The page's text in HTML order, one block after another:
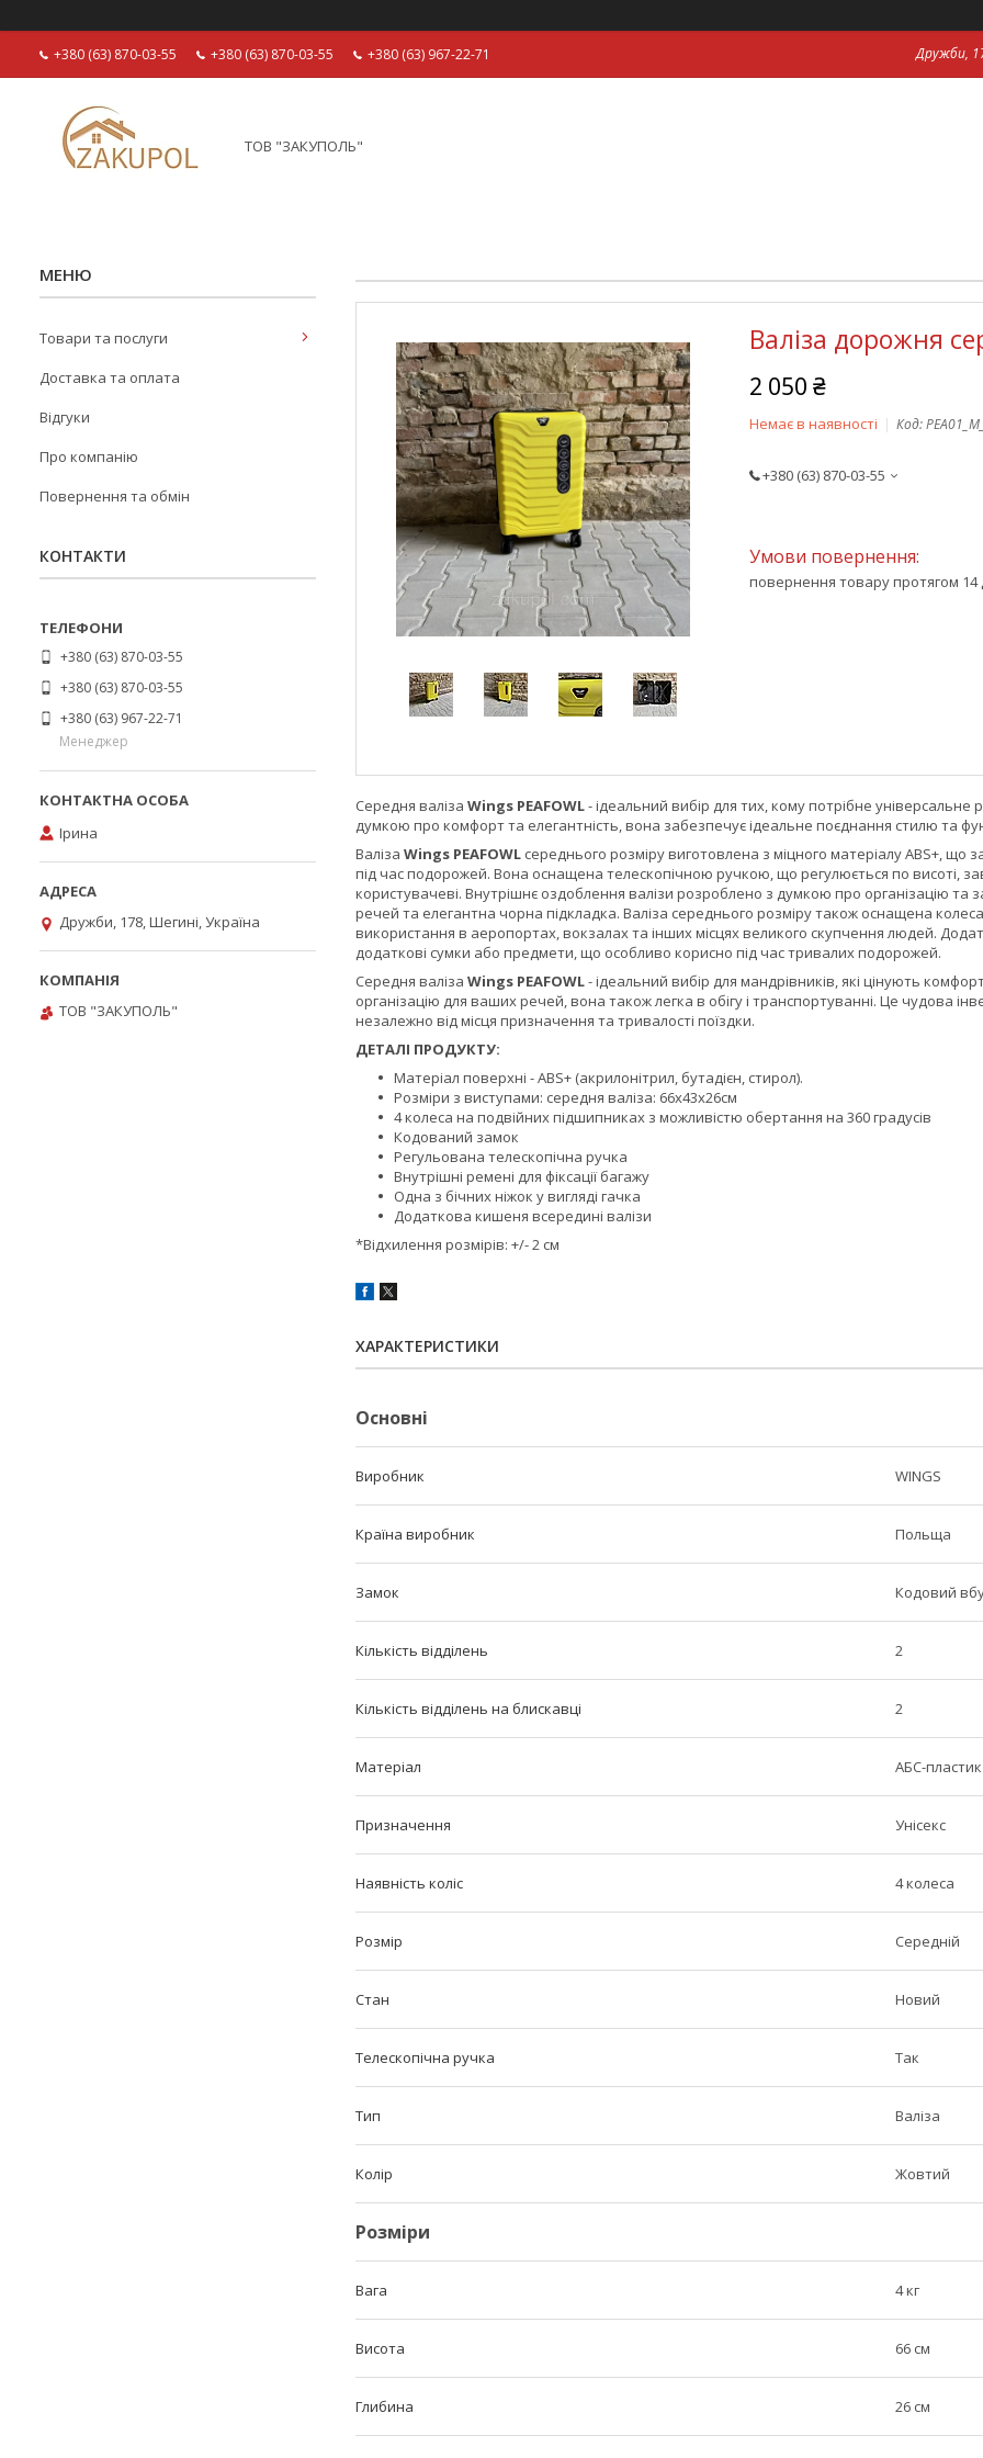
+380 (63) 870-03-55 +380 (63) 870-03-55 +380 (63) 967-22-71 Дружби,
ТОВ "ЗАКУПОЛЬ"
Валіза дорожня
2 050 ₴
Немає в наявності Код:
+380 (63) 870-03-55
повернення товару протягом 14
Середня валіза Wings PEAFOWL- ідеальний вибір для тих, кому потрібне
думкою про комфорт та елегантність, вона забезпечує ідеальне поєднання стилю та
Валіза Wings PEAFOWL середнього розміру виготовлена з міцного матеріалу ABS+,
під час подорожей. Вона оснащена телескопічною ручкою, що регулюється по висоті,
користувачеві. Внутрішнє оздоблення валізи розроблено з думкою про організацію
речей та елегантна чорна підкладка. Валіза середнього розміру також оснащена
використання в аеропортах, вокзалах та інших місцях великого скупчення людей.
додаткові сумки або предмети, що особливо корисно під час тривалих подорожей.
Середня валіза Wings PEAFOWL- ідеальний вибір для мандрівників, які цінують
організацію для ваших речей, вона також легка в обігу і транспортуванні. Це чудова
незалежно від місця призначення та тривалості поїздки.
ДЕТАЛІ ПРОДУКТУ:
Матеріал поверхні - ABS+ (акрилонітрил, бутадієн, стирол).
Розміри з виступами: середня валіза: 66x43x26см
4 колеса на подвійних підшипниках з можливістю обертання на 360 градусів
Кодований замок
Регульована телескопічна ручка
Внутрішні ремені для фіксації багажу
Одна з бічних ніжок у вигляді гачка
Додаткова кишеня всередині валізи
*Відхилення розмірів: +/- 2 см
ХАРАКТЕРИСТИКИ
Основні
Виробник WINGS
Країна виробник Польща
Замок Кодовий
Кількість відділень 2
Кількість відділень на блискавці 2
Матеріал АБС-пластик
Призначення Унісекс
Наявність коліс 4 колеса
Розмір Середній
Стан Новий
Телескопічна ручка Так
Тип Валіза
Колір Жовтий
Розміри
Вага 4 кг
Висота 66 см
Глибина 26 см
Товари та послуги
Доставка та оплата
Відгуки
Про компанію
Повернення та обмін
КОНТАКТИ
+380 (63) 870-03-55
+380 (63) 870-03-55
+380 (63) 967-22-71
Менеджер
Ірина
Дружби, 178, Шегині, Україна
ТОВ "ЗАКУПОЛЬ"